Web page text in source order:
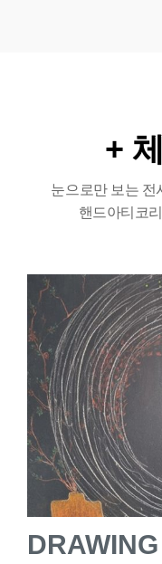
+
눈으로만 보는 전
핸드아티코